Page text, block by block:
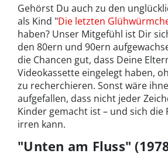
Gehörst Du auch zu den
als Kind "Die letzten
haben? Unser Mitgefühl ist Dir
den 80ern und 90ern
die Chancen gut, dass Deine
Videokassette eingelegt haben,
zu recherchieren. Sonst wäre
aufgefallen, dass nicht jeder
Kinder gemacht ist – und sich die
irren kann.
"Unten am Fluss"